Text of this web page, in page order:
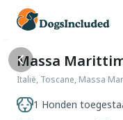
Massa
Italië, Toscane, Massa
1 Honden